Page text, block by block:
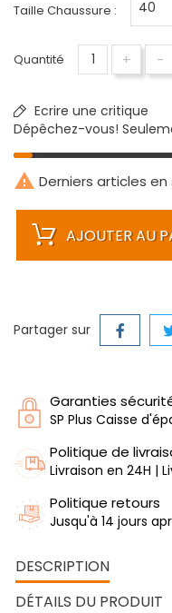
Taille Chaussure :
Quantité + -
Ecrire une critique
Dépêchez-vous!
 Derniers articles
AJOUTER AU
Partager sur
Garanties
SP Plus Caisse
Politique de
Livraison en 24H |
Politique retours
Jusqu'à 14 jours
DESCRIPTION
DÉTAILS DU PRODUIT